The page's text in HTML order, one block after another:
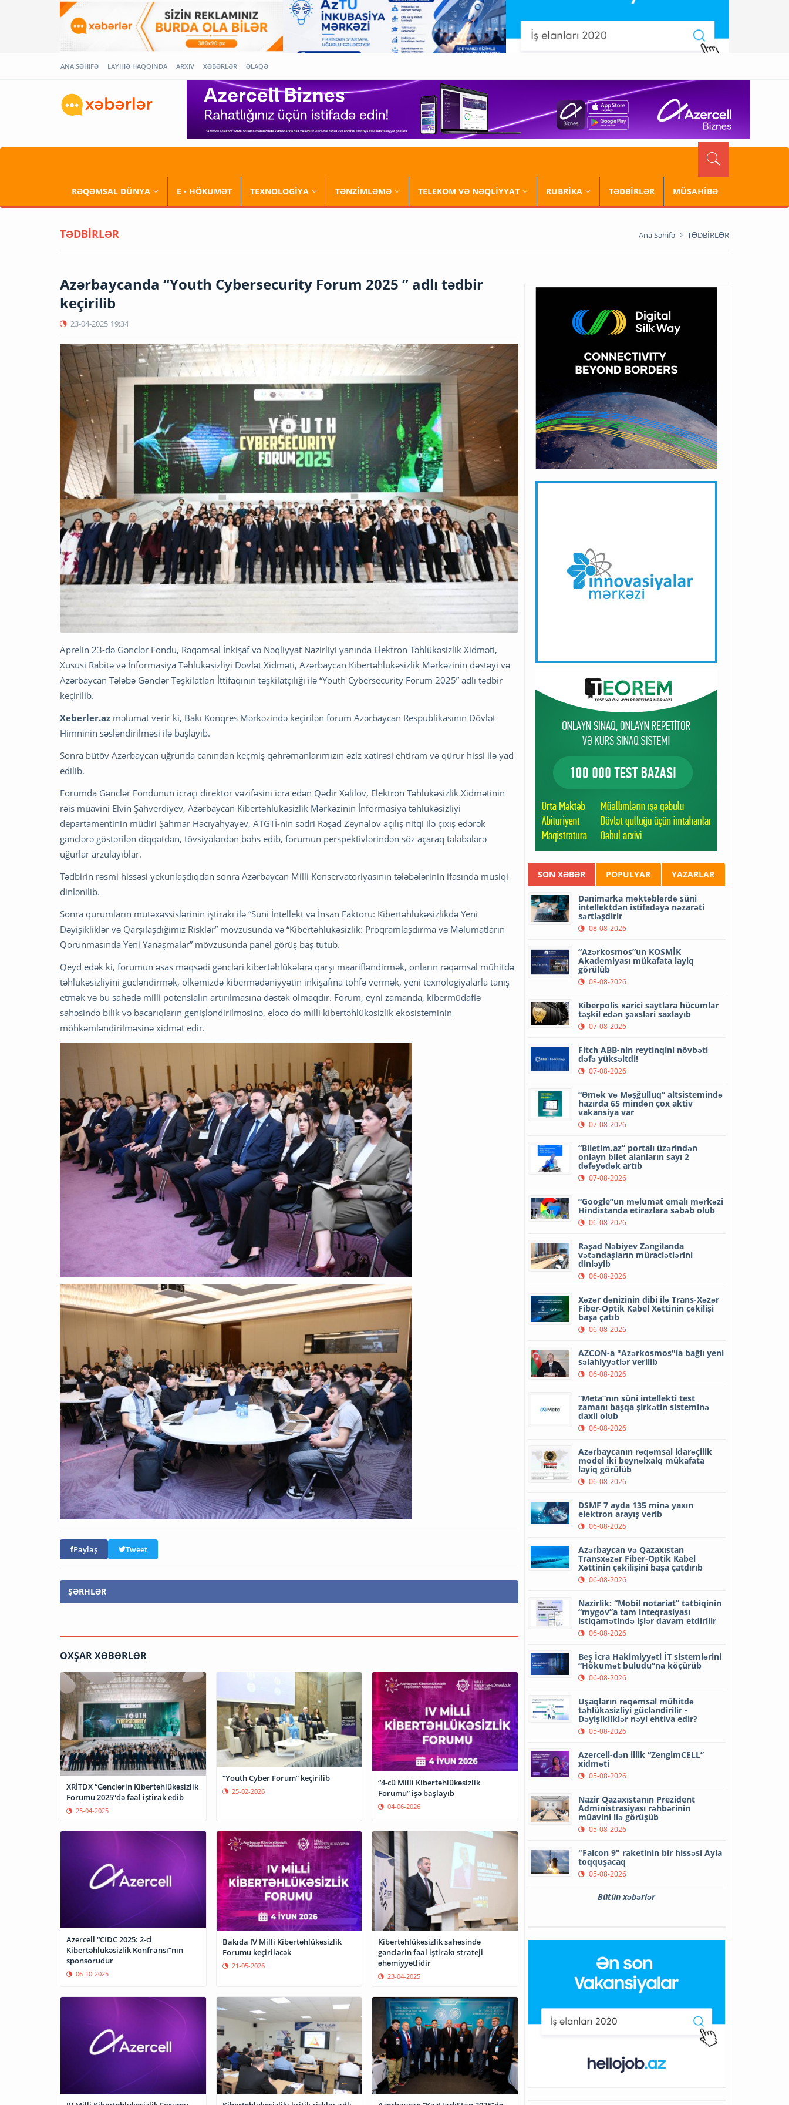
ANA SƏHİFƏ LAYİHƏ HAQQINDA ARXİV XƏBƏRLƏR ƏLAQƏ
RƏQƏMSAL DÜNYA E - HÖKUMƏT TEXNOLOGİYA TƏNZİMLƏMƏ TELEKOM VƏ NƏQLİYYAT RUBRİKA TƏDBİRLƏR MÜSAHİBƏ
TƏDBİRLƏR Ana Səhifə TƏDBİRLƏR
Azərbaycanda “Youth Cybersecurity Forum 2025 ” adlı tədbir
keçirilib
23-04-2025 19:34
Aprelin 23-də Gənclər Fondu, Rəqəmsal İnkişaf və Nəqliyyat Nazirliyi yanında Elektron Təhlükəsizlik Xidməti,
Xüsusi Rabitə və İnformasiya Təhlükəsizliyi Dövlət Xidməti, Azərbaycan Kibertəhlükəsizlik Mərkəzinin dəstəyi və
Azərbaycan Tələbə Gənclər Təşkilatları İttifaqının təşkilatçılığı ilə “Youth Cybersecurity Forum 2025” adlı tədbir
keçirilib.
Xeberler.az məlumat verir ki, Bakı Konqres Mərkəzində keçirilən forum Azərbaycan Respublikasının Dövlət
Himninin səsləndirilməsi ilə başlayıb.
Sonra bütöv Azərbaycan uğrunda canından keçmiş qəhrəmanlarımızın əziz xatirəsi ehtiram və qürur hissi ilə yad
edilib.
Forumda Gənclər Fondunun icraçı direktor vəzifəsini icra edən Qədir Xəlilov, Elektron Təhlükəsizlik Xidmətinin
rəis müavini Elvin Şahverdiyev, Azərbaycan Kibertəhlükəsizlik Mərkəzinin İnformasiya təhlükəsizliyi
departamentinin müdiri Şahmar Hacıyahyayev, ATGTİ-nin sədri Rəşad Zeynalov açılış nitqi ilə çıxış edərək
gənclərə göstərilən diqqətdən, tövsiyələrdən bəhs edib, forumun perspektivlərindən söz açaraq tələbələrə
uğurlar arzulayıblar.
Tədbirin rəsmi hissəsi yekunlaşdıqdan sonra Azərbaycan Milli Konservatoriyasının tələbələrinin ifasında musiqi
dinlənilib.
Sonra qurumların mütəxəssislərinin iştirakı ilə “Süni İntellekt və İnsan Faktoru: Kibertəhlükəsizlikdə Yeni
Dəyişikliklər və Qarşılaşdığımız Risklər” mövzusunda və “Kibertəhlükəsizlik: Proqramlaşdırma və Məlumatların
Qorunmasında Yeni Yanaşmalar” mövzusunda panel görüş baş tutub.
Qeyd edək ki, forumun əsas məqsədi gəncləri kibertəhlükələrə qarşı maarifləndirmək, onların rəqəmsal mühitdə
təhlükəsizliyini gücləndirmək, ölkəmizdə kibermədəniyyətin inkişafına töhfə vermək, yeni texnologiyalarla tanış
etmək və bu sahədə milli potensialın artırılmasına dəstək olmaqdır. Forum, eyni zamanda, kibermüdafiə
sahəsində bilik və bacarıqların genişləndirilməsinə, eləcə də milli kibertəhlükəsizlik ekosisteminin
möhkəmləndirilməsinə xidmət edir.
Paylaş Tweet
ŞƏRHLƏR
OXŞAR XƏBƏRLƏR
XRİTDX “Gənclərin Kibertəhlükəsizlik
Forumu 2025”də fəal iştirak edib
25-04-2025
“Youth Cyber Forum” keçirilib
25-02-2026
“4-cü Milli Kibertəhlükəsizlik
Forumu” işə başlayıb
04-06-2026
Azercell “CIDC 2025: 2-ci
Kibertəhlükəsizlik Konfransı”nın
sponsorudur
06-10-2025
Bakıda IV Milli Kibertəhlükəsizlik
Forumu keçiriləcək
21-05-2026
Kibertəhlükəsizlik sahəsində
gənclərin fəal iştirakı strateji
əhəmiyyətlidir
23-04-2025
SON XƏBƏR POPULYAR YAZARLAR
Danimarka məktəblərdə süni
intellektdən istifadəyə nəzarəti
sərtləşdirir
08-08-2026
“Azərkosmos”un KOSMİK
Akademiyası mükafata layiq
görülüb
08-08-2026
Kiberpolis xarici saytlara hücumlar
təşkil edən şəxsləri saxlayıb
07-08-2026
Fitch ABB-nin reytinqini növbəti
dəfə yüksəltdi!
07-08-2026
“Əmək və Məşğulluq” altsistemində
hazırda 65 mindən çox aktiv
vakansiya var
07-08-2026
“Biletim.az” portalı üzərindən
onlayn bilet alanların sayı 2
dəfəyədək artıb
07-08-2026
“Google”un məlumat emalı mərkəzi
Hindistanda etirazlara səbəb olub
06-08-2026
Rəşad Nəbiyev Zəngilanda
vətəndaşların müraciətlərini
dinləyib
06-08-2026
Xəzər dənizinin dibi ilə Trans-Xəzər
Fiber-Optik Kabel Xəttinin çəkilişi
başa çatıb
06-08-2026
AZCON-a "Azərkosmos"la bağlı yeni
səlahiyyətlər verilib
06-08-2026
“Meta”nın süni intellekti test
zamanı başqa şirkətin sisteminə
daxil olub
06-08-2026
Azərbaycanın rəqəmsal idarəçilik
model iki beynəlxalq mükafata
layiq görülüb
06-08-2026
DSMF 7 ayda 135 minə yaxın
elektron arayış verib
06-08-2026
Azərbaycan və Qazaxıstan
Transxəzər Fiber-Optik Kabel
Xəttinin çəkilişini başa çatdırıb
06-08-2026
Nazirlik: “Mobil notariat” tətbiqinin
“mygov”a tam inteqrasiyası
istiqamətində işlər davam etdirilir
06-08-2026
Beş İcra Hakimiyyəti İT sistemlərini
“Hökumət buludu”na köçürüb
06-08-2026
Uşaqların rəqəmsal mühitdə
təhlükəsizliyi gücləndirilir -
Dəyişikliklər nəyi ehtiva edir?
05-08-2026
Azercell-dən illik “ZengimCELL”
xidməti
05-08-2026
Nazir Qazaxıstanın Prezident
Administrasiyası rəhbərinin
müavini ilə görüşüb
05-08-2026
"Falcon 9" raketinin bir hissəsi Ayla
toqquşacaq
05-08-2026
Bütün xəbərlər